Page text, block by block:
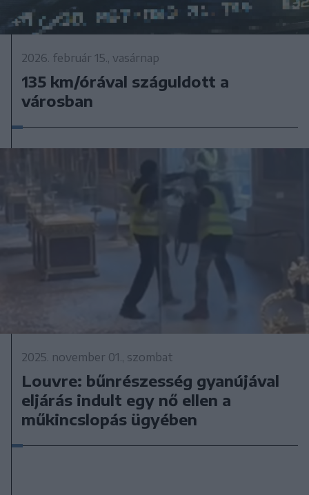
2026. február 15., vasárnap
135 km/órával száguldott a
városban
2025. november 01., szombat
Louvre: bűnrészesség gyanújával
eljárás indult egy nő ellen a
műkincslopás ügyében